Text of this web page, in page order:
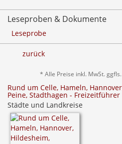
Leseproben & Dokumente
Leseprobe
zurück
* Alle Preise inkl. MwSt.
Rund um Celle, Hameln,
Peine, Stadthagen - Freizeitführer
Städte und Landkreise